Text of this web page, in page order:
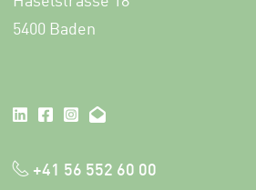
5400 Baden
+41 56 552 60 00